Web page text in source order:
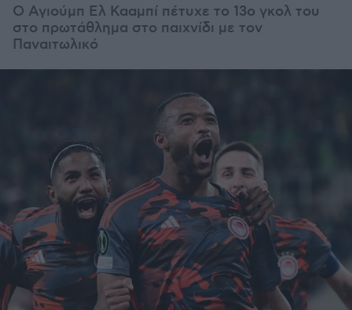
Ο Αγιούμπ Ελ Κααμπί πέτυχε το 13ο γκολ του
στο πρωτάθλημα στο παιχνίδι με τον
Παναιτωλικό